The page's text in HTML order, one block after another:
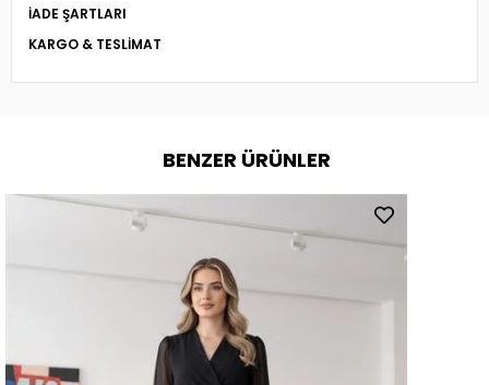
İADE ŞARTLARI
KARGO & TESLIMAT
BENZER ÜRÜNLER